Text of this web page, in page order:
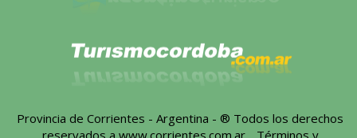
Provincia de Corrientes - Argentina - ® Todos los derechos